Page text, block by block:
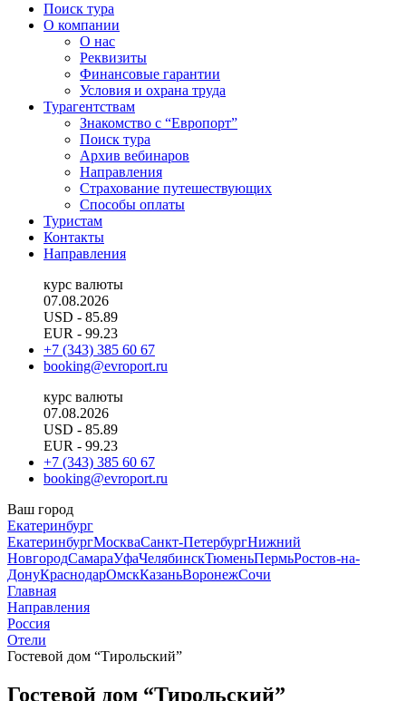
Поиск тура
О компании
О нас
Реквизиты
Финансовые гарантии
Условия и охрана труда
Турагентствам
Знакомство с “Европорт”
Поиск тура
Архив вебинаров
Направления
Страхование путешествующих
Способы оплаты
Туристам
Контакты
Направления
курс валюты
07.08.2026
USD - 85.89
EUR - 99.23
+7 (343) 385 60 67
booking@evroport.ru
курс валюты
07.08.2026
USD - 85.89
EUR - 99.23
+7 (343) 385 60 67
booking@evroport.ru
Ваш город
Екатеринбург
ЕкатеринбургМоскваСанкт-ПетербургНижний
НовгородСамараУфаЧелябинскТюменьПермьРостов-на-
ДонуКраснодарОмскКазаньВоронежСочи
Главная
Направления
Россия
Отели
Гостевой дом “Тирольский”
Гостевой дом “Тирольский”